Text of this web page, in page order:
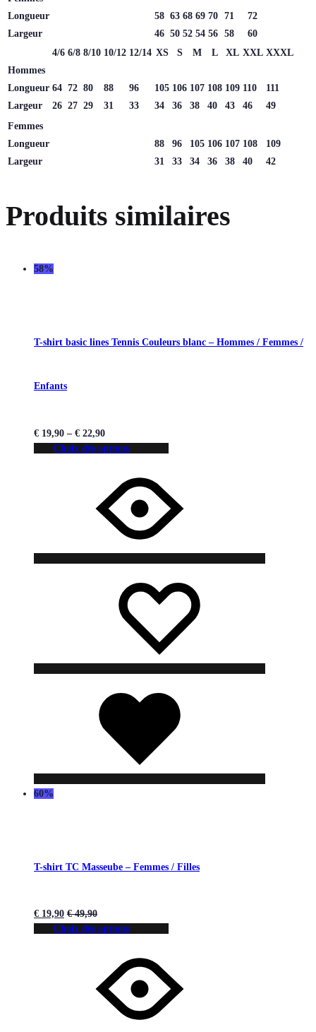
Longueur
58 63 68 69 70 71
72
Largeur
46 50 52 54 56 58
60
4/6 6/8 8/10 10/12 12/14 XS S M L XL XXL XXXL
Hommes
Longueur 64 72 80 88 96 105 106 107 108 109 110
111
Largeur
26 27 29 31 33 34 36 38 40 43 46
49
Femmes
Longueur
88 96 105 106 107 108
109
Largeur
31 33 34 36 38 40 42
Produits similaires
58%
T-shirt basic lines Tennis Couleurs blanc – Hommes / Femmes /
Enfants
€ 19,90 – € 22,90
Choix des options
60%
T-shirt TC Masseube – Femmes / Filles
€ 19,90 €49,90
Choix des options